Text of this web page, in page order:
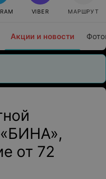
Акции и новости
VIBER МАРШРУТ
от 72